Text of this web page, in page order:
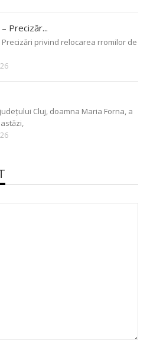
Precizăr...
Precizări privind relocarea rromilor de
Cluj, doamna Maria Forna, a